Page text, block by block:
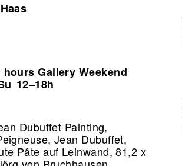
Gallery Weekend
12–18h
Dubuffet Painting,
Jean Dubuffet,
Pâte auf Leinwand, 81,2 x